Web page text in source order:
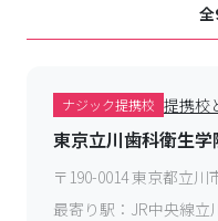
ナジック提携校 提携校
東京立川歯科衛生学
〒 190-0014東京都立川
最寄り駅： JR中央線立